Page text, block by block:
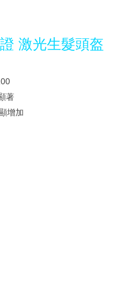
激光生髮頭盔
著
增加